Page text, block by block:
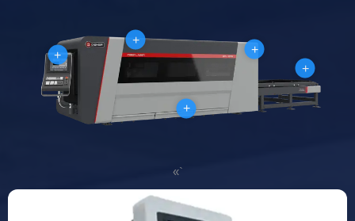
+
+
+
+
+
«`